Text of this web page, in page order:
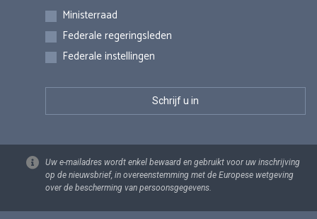
Inschrijvingen
Ministerraad
Federale regeringsleden
Federale instellingen
Uw e-mailadres wordt enkel bewaard en gebruikt voor uw inschrijving
op de nieuwsbrief, in overeenstemming met de Europese wetgeving
over de bescherming van persoonsgegevens.